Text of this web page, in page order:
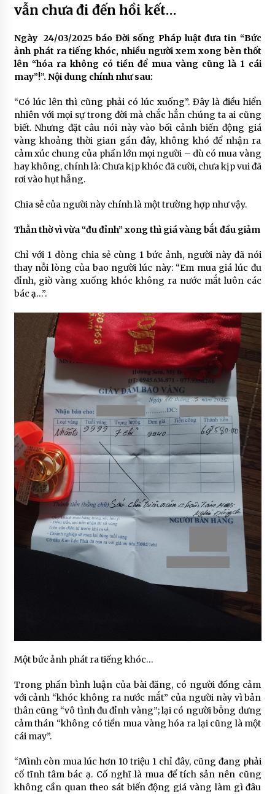
vẫn chưa đi đến hồi kết…
Ngày 24/03/2025 báo Đời sống Pháp luật đưa tin “Bức
ảnh phát ra tiếng khóc, nhiều người xem xong bèn thốt
lên “hóa ra không có tiền để mua vàng cũng là 1 cái
may”!”. Nội dung chính như sau:
“Có lúc lên thì cũng phải có lúc xuống”. Đây là điều hiển
nhiên với mọi sự trong đời mà chắc hẳn chúng ta ai cũng
biết. Nhưng đặt câu nói này vào bối cảnh biến động giá
vàng khoảng thời gian gần đây, không khó để nhận ra
cảm xúc chung của phần lớn mọi người – dù có mua vàng
hay không, chính là: Chưa kịp khóc đã cười, chưa kịp vui đã
rơi vào hụt hẫng.
Chia sẻ của người này chính là một trường hợp như vậy.
Thẫn thờ vì vừa “đu đỉnh” xong thì giá vàng bắt đầu giảm
Chỉ với 1 dòng chia sẻ cùng 1 bức ảnh, người này đã nói
thay nỗi lòng của bao người lúc này: “Em mua giá lúc đu
đỉnh, giờ vàng xuống khóc không ra nước mắt luôn các
bác ạ…”.
Một bức ảnh phát ra tiếng khóc…
Trong phần bình luận của bài đăng, có người đồng cảm
với cảnh “khóc không ra nước mắt” của người này vì bản
thân cũng “vô tình đu đỉnh vàng”; lại có người bỗng dưng
cảm thán “không có tiền mua vàng hóa ra lại cũng là một
cái may”.
“Mình còn mua lúc hơn 10 triệu 1 chỉ đây, cũng đang phải
cố tĩnh tâm bác ạ. Cố nghĩ là mua để tích sản nên cũng
không cần quan theo sát biến động giá vàng làm gì đâu